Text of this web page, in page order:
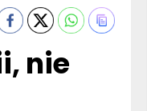
nie